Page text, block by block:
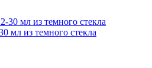
мл из темного стекла